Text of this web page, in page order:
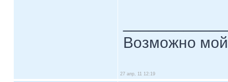
Возможно
27 апр, 11 12:19